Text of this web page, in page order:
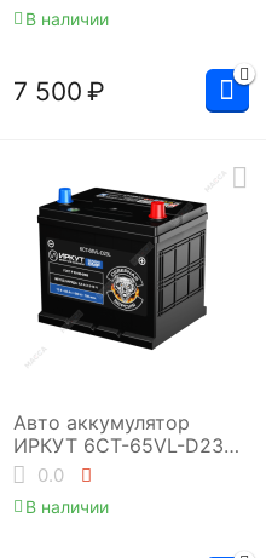
В наличии
7 500 ₽
Авто аккумулятор
ИРКУТ 6CT-65VL-D23L
(UHD-D23L)
0.0
В наличии